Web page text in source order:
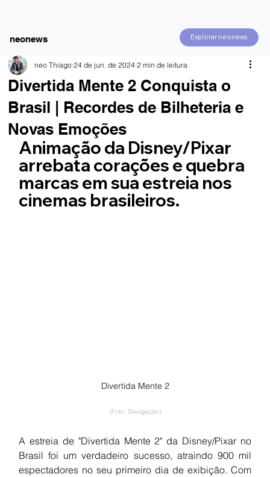
Explorar neonews
neonews
Divertida Mente 2 Conquista o
Brasil | Recordes de Bilheteria e
Novas Emoções
neo Thiago 24 de jun. de 2024 2 min de leitura
Animação da Disney/Pixar
arrebata corações e quebra
marcas em sua estreia nos
cinemas brasileiros.
Divertida Mente 2
(Foto: Divulgação)
A estreia de "Divertida Mente 2" da Disney/Pixar no
Brasil foi um verdadeiro sucesso, atraindo 900 mil
espectadores no seu primeiro dia de exibição. Com